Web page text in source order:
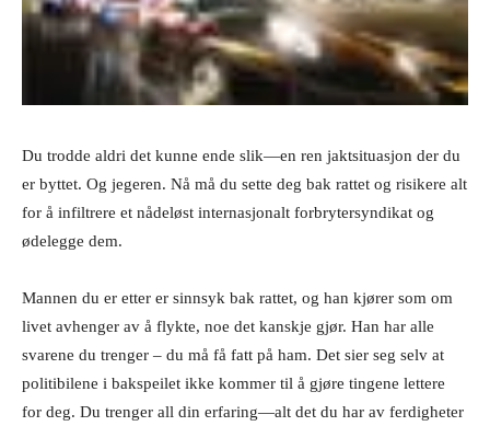
Du trodde aldri det kunne ende slik—en ren jaktsituasjon der du
er byttet. Og jegeren. Nå må du sette deg bak rattet og risikere alt
for å infiltrere et nådeløst internasjonalt forbrytersyndikat og
ødelegge dem.
Mannen du er etter er sinnsyk bak rattet, og han kjører som om
livet avhenger av å flykte, noe det kanskje gjør. Han har alle
svarene du trenger – du må få fatt på ham. Det sier seg selv at
politibilene i bakspeilet ikke kommer til å gjøre tingene lettere
for deg. Du trenger all din erfaring—alt det du har av ferdigheter